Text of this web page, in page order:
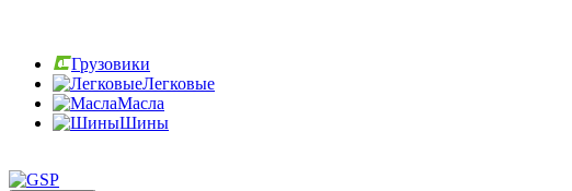
Грузовики
Легковые
Масла
Шины